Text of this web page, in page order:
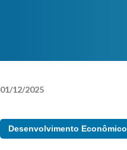
01/12/2025
Desenvolvimento Econômico